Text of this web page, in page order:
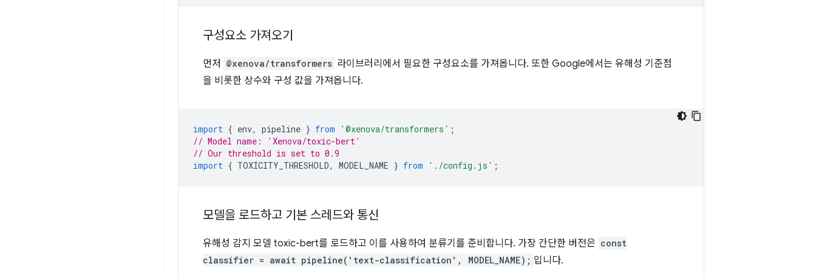
구성요소 가져오기
먼저 @xenova/transformers 라이브러리에서 필요한 구성요소를 가져옵니다. 또한 Google에서는 유해성 기준점
을 비롯한 상수와 구성 값을 가져옵니다.
import { env, pipeline } from '@xenova/transformers' ;
// Model name: 'Xenova/toxic-bert'
// Our threshold is set to 0.9
import { TOXICITY_THRESHOLD, MODEL_NAME } from './config.js' ;
모델을 로드하고 기본 스레드와 통신
유해성 감지 모델 toxic-bert를 로드하고 이를 사용하여 분류기를 준비합니다. 가장 간단한 버전은 const
classifier = await pipeline('text-classification', MODEL_NAME); 입니다.